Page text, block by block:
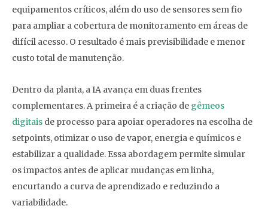
equipamentos críticos, além do uso de sensores sem fio
para ampliar a cobertura de monitoramento em áreas de
difícil acesso. O resultado é mais previsibilidade e menor
custo total de manutenção.
Dentro da planta, a IA avança em duas frentes
complementares. A primeira é a criação de gêmeos
digitais de processo para apoiar operadores na escolha de
setpoints, otimizar o uso de vapor, energia e químicos e
estabilizar a qualidade. Essa abordagem permite simular
os impactos antes de aplicar mudanças em linha,
encurtando a curva de aprendizado e reduzindo a
variabilidade.